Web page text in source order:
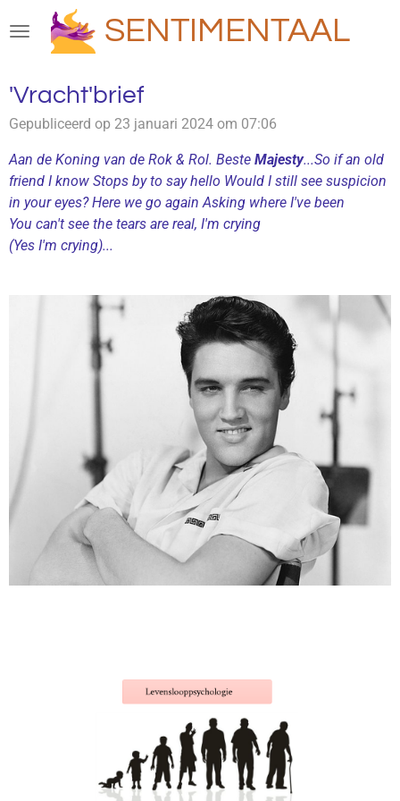
direct
de
hoofdinhoud
SENTIMENTAAL
'Vracht'brief
Gepubliceerd op 23 januari 2024 om 07:06
Aan de Koning van de Rok & Rol. Beste Majesty...So if an old
friend I know Stops by to say hello Would I still see suspicion
in your eyes?Here we go againAsking where I've been
You can't see the tears are real, I'm crying
(Yes I'm crying)...